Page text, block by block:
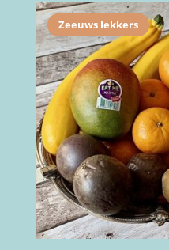
Zeeuws lekkers